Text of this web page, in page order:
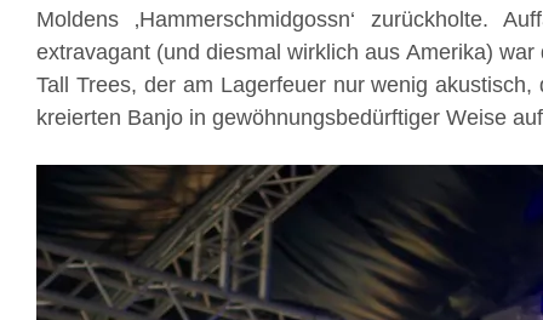
Moldens ‚Hammerschmidgossn‘ zurückholte.
extravagant (und diesmal wirklich aus Amerika) war
Tall Trees, der am Lagerfeuer nur wenig
kreierten Banjo in gewöhnungsbedürftiger Weise